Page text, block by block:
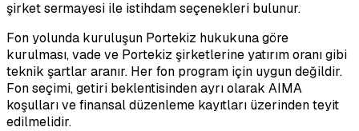
şirket sermayesi ile istihdam seçenekleri bulunur.
Fon yolunda kuruluşun Portekiz hukukuna göre
kurulması, vade ve Portekiz şirketlerine yatırım oranı gibi
teknik şartlar aranır. Her fon program için uygun değildir.
Fon seçimi, getiri beklentisinden ayrı olarak AIMA
koşulları ve finansal düzenleme kayıtları üzerinden teyit
edilmelidir.